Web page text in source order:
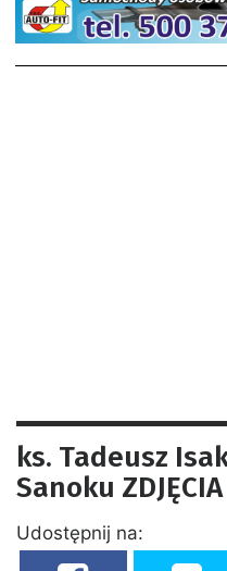
ks. Tadeusz
Sanoku ZDJĘCIA
Udostępnij na: